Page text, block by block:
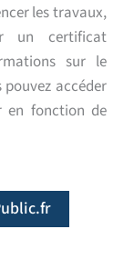
les travaux,
un certificat
sur le
pouvez accéder
en fonction de